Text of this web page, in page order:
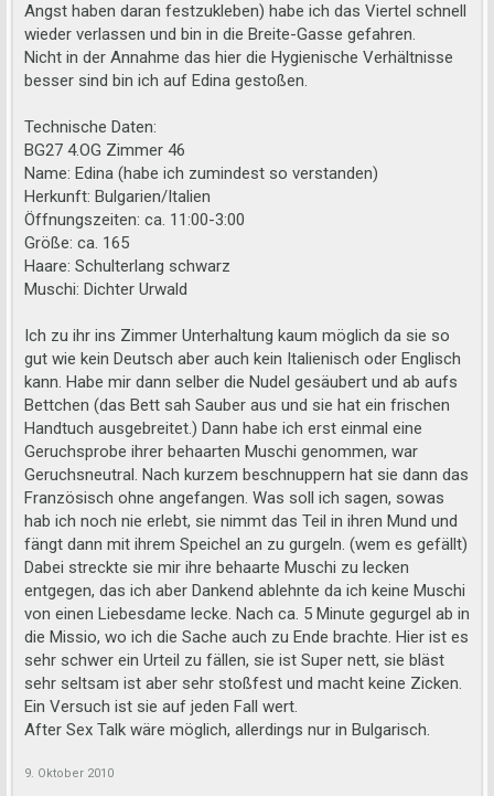
Angst haben daran festzukleben) habe ich das Viertel schnell
wieder verlassen und bin in die Breite-Gasse gefahren.
Nicht in der Annahme das hier die Hygienische Verhältnisse
besser sind bin ich auf Edina gestoßen.
Technische Daten:
BG27 4.OG Zimmer 46
Name: Edina (habe ich zumindest so verstanden)
Herkunft: Bulgarien/Italien
Öffnungszeiten: ca. 11:00-3:00
Größe: ca. 165
Haare: Schulterlang schwarz
Muschi: Dichter Urwald
Ich zu ihr ins Zimmer Unterhaltung kaum möglich da sie so
gut wie kein Deutsch aber auch kein Italienisch oder Englisch
kann. Habe mir dann selber die Nudel gesäubert und ab aufs
Bettchen (das Bett sah Sauber aus und sie hat ein frischen
Handtuch ausgebreitet.) Dann habe ich erst einmal eine
Geruchsprobe ihrer behaarten Muschi genommen, war
Geruchsneutral. Nach kurzem beschnuppern hat sie dann das
Französisch ohne angefangen. Was soll ich sagen, sowas
hab ich noch nie erlebt, sie nimmt das Teil in ihren Mund und
fängt dann mit ihrem Speichel an zu gurgeln. (wem es gefällt)
Dabei streckte sie mir ihre behaarte Muschi zu lecken
entgegen, das ich aber Dankend ablehnte da ich keine Muschi
von einen Liebesdame lecke. Nach ca. 5 Minute gegurgel ab in
die Missio, wo ich die Sache auch zu Ende brachte. Hier ist es
sehr schwer ein Urteil zu fällen, sie ist Super nett, sie bläst
sehr seltsam ist aber sehr stoßfest und macht keine Zicken.
Ein Versuch ist sie auf jeden Fall wert.
After Sex Talk wäre möglich, allerdings nur in Bulgarisch.
9. Oktober 2010